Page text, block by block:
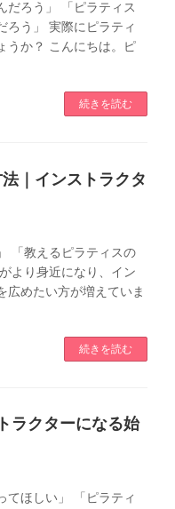
だろう」 「ピラティス
ろう」 実際にピラティ
うか？ こんにちは。ピ
続きを読む
｜インストラクタ
「教えるピラティスの
より身近になり、イン
広めたい方が増えていま
続きを読む
ラクターになる始
てほしい」 「ピラティ